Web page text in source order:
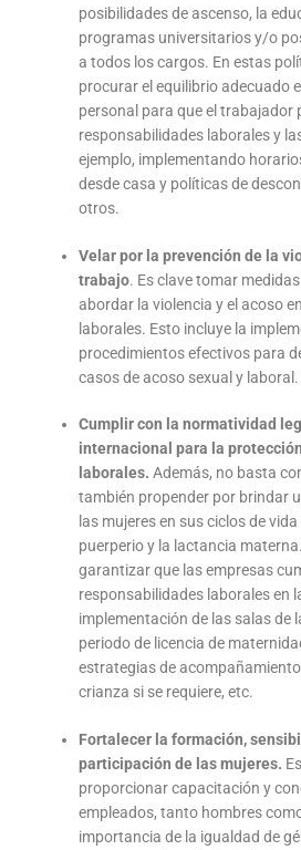
posibilidades de ascenso, la
programas universitarios y/o
a todos los cargos. En estas
procurar el equilibrio adecuado
personal para que el trabajador
responsabilidades laborales y
ejemplo, implementando
desde casa y políticas de
otros.
Velar por la prevención de la
trabajo. Es clave tomar
abordar la violencia y el acoso
laborales. Esto incluye la
procedimientos efectivos para
casos de acoso sexual y laboral.
Cumplir con la normatividad
internacional para la
laborales. Además, no basta
también propender por brindar
las mujeres en sus ciclos de
puerperio y la lactancia
garantizar que las empresas
responsabilidades laborales en
implementación de las salas de
periodo de licencia de
estrategias de
crianza si se requiere, etc.
Fortalecer la formación,
participación de las mujeres.
proporcionar capacitación y
empleados, tanto hombres
importancia de la igualdad de